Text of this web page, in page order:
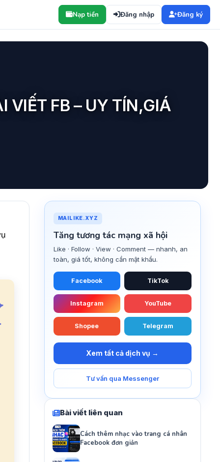
Nạp tiền Đăng nhập Đăng ký
VIẾT FB – UY TÍN,GIÁ
MAILIKE.XYZ
Tăng tương tác mạng xã hội
Like · Follow · View · Comment — nhanh, an
toàn, giá tốt, không cần mật khẩu.
Facebook TikTok
Instagram YouTube
Shopee Telegram
Xem tất cả dịch vụ →
Tư vấn qua Messenger
Bài viết liên quan
Cách thêm nhạc vào trang cá nhân
Facebook đơn giản